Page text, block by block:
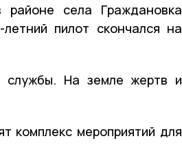
районе села Граждановка
пилот скончался на
службы. На земле жертв и
комплекс мероприятий для